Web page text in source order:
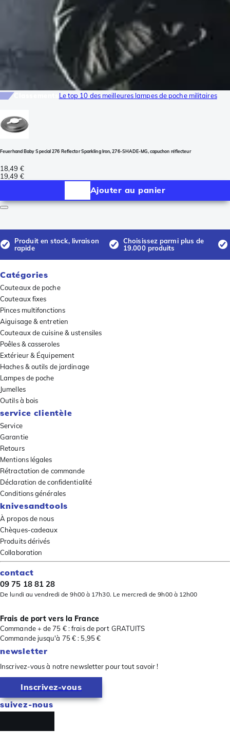
Le top 10 des meilleures lampes de poche militaires
Feuerhand Baby Special 276 Reflector Sparkling Iron, 276-SHADE-MG, capuchon réflecteur
18,49 €
19,49 €
Ajouter au panier
Produit en stock, livraison
rapide
Choisissez parmi plus de
19.000 produits
Catégories
Couteaux de poche
Couteaux fixes
Pinces multifonctions
Aiguisage & entretien
Couteaux de cuisine & ustensiles
Poêles & casseroles
Extérieur & Équipement
Haches & outils de jardinage
Lampes de poche
Jumelles
Outils à bois
service clientèle
Service
Garantie
Retours
Mentions légales
Rétractation de commande
Déclaration de confidentialité
Conditions générales
knivesandtools
À propos de nous
Chèques-cadeaux
Produits dérivés
Collaboration
contact
09 75 18 81 28
De lundi au vendredi de 9h00 à 17h30. Le mercredi de 9h00 à 12h00
Frais de port vers la France
Commande + de 75 € : frais de port GRATUITS
Commande jusqu'à 75 € : 5,95 €
newsletter
Inscrivez-vous à notre newsletter pour tout savoir !
Inscrivez-vous
suivez-nous